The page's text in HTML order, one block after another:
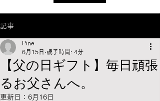
記事
【父の日ギフト】毎日頑張
るお父さんへ。
Pine
6月15日 読了時間: 4分
更新日： 6月16日